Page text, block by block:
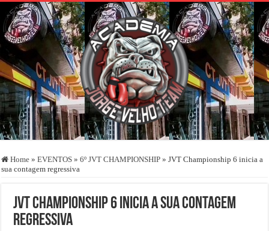
Home » EVENTOS » 6º JVT CHAMPIONSHIP » JVT Championship 6 inicia a
sua contagem regressiva
JVT Championship 6 inicia a sua contagem
regressiva